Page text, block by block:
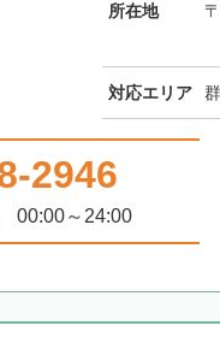
所在地
対応エリア
2946
00:00～24:00